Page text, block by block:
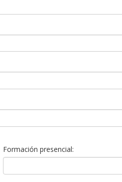
Formación presencial: